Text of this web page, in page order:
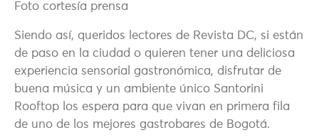
Foto cortesía prensa
Siendo así, queridos lectores de Revista DC, si están
de paso en la ciudad o quieren tener una deliciosa
experiencia sensorial gastronómica, disfrutar de
buena música y un ambiente único Santorini
Rooftop los espera para que vivan en primera fila
de uno de los mejores gastrobares de Bogotá.